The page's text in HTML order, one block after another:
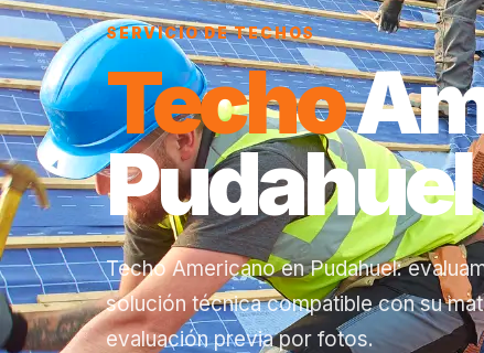
SERVICIO DE TECHOS
Techo
Pudahuel
Techo Americano en Pudahuel:
solución técnica compatible con su
evaluación previa por fotos.